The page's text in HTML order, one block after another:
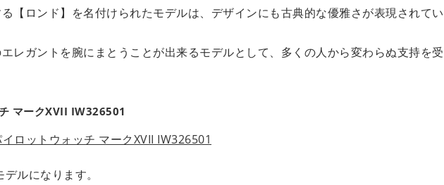
る【ロンド】を名付けられたモデルは、デザインにも古典的な優雅さが表現されてい
レガントを腕にまとうことが出来るモデルとして、多くの人から変わらぬ支持を受
マークXVII IW326501
ルになります。